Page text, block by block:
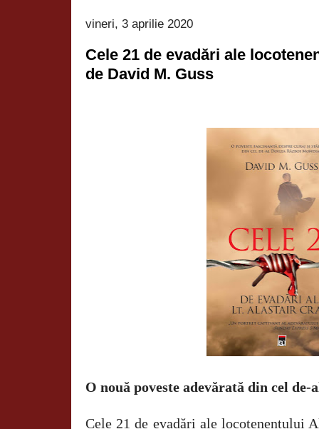
vineri, 3 aprilie 2020
Cele 21 de evadări ale
de David M. Guss
O nouă poveste adevărată din cel
Cele 21 de evadări ale locotenentului